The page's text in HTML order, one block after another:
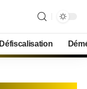
Défiscalisation